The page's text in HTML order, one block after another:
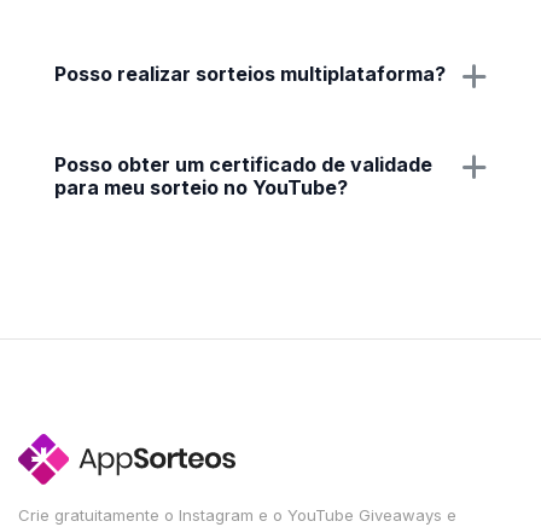
Posso realizar sorteios multiplataforma?
Posso obter um certificado de validade
para meu sorteio no YouTube?
Crie gratuitamente o Instagram e o YouTube Giveaways e